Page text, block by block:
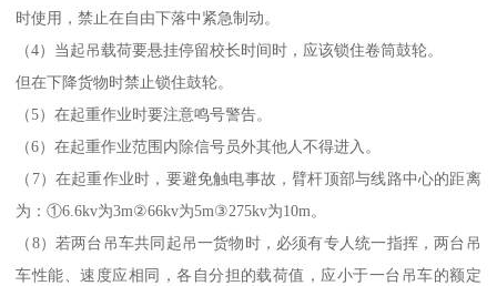
时使用，禁止在自由下落中紧急制动。
（4）当起吊载荷要悬挂停留校长时间时，应该锁住卷筒鼓轮。
但在下降货物时禁止锁住鼓轮。
（5）在起重作业时要注意鸣号警告。
（6）在起重作业范围内除信号员外其他人不得进入。
（7）在起重作业时，要避免触电事故，臂杆顶部与线路中心的距离
为：①6.6kv为3m②66kv为5m③275kv为10m。
（8）若两台吊车共同起吊一货物时，必须有专人统一指挥，两台吊
车性能、速度应相同，各自分担的载荷值，应小于一台吊车的额定